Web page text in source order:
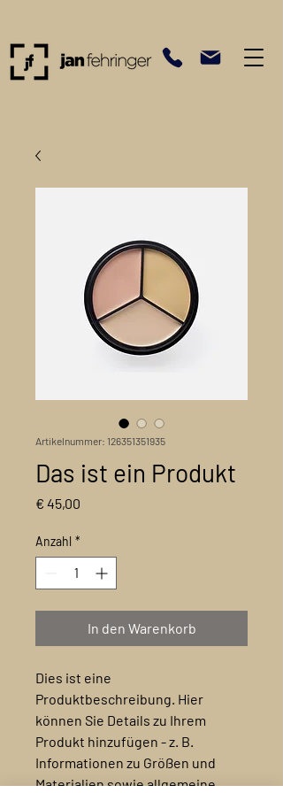
Artikelnummer: 126351351935
Das ist ein Produkt
€ 45,00
Anzahl *
In den Warenkorb
Dies ist eine
Produktbeschreibung. Hier
können Sie Details zu Ihrem
Produkt hinzufügen - z. B.
Informationen zu Größen und
Materialien sowie allgemeine